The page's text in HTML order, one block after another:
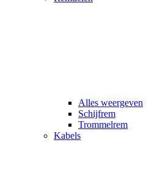
Alles weergeven
Schijfrem
Trommelrem
Kabels